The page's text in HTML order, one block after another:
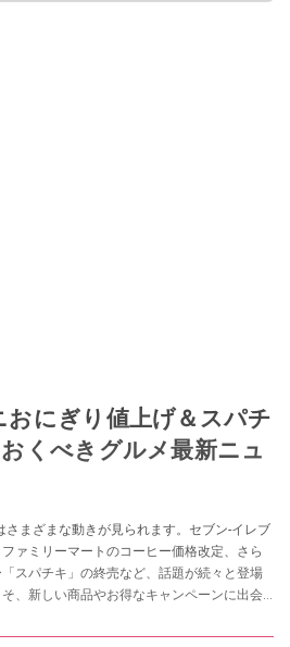
おにぎり値上げ＆スパチ
くべきグルメ最新ニュ
まざまな動きが見られます。セブン-イレブ
ァミリーマートのコーヒー価格改定、さら
スパチキ」の終売など、話題が続々と登場
、新しい商品やお得なキャンペーンに出会
すくまとめました。最新情報を上手にキャ